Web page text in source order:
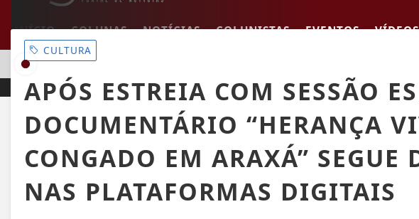
INÍCIO COLUNAS NOTÍCIAS COLUNISTAS EVENTOS VÍDEOS
MULHER MORRE EM COLISÃO FRONTAL ENTRE CARRO E CAMINHÃO NA BR-262
EM ALTA
CULTURA
APÓS ESTREIA COM SESSÃO
DOCUMENTÁRIO “HERANÇA
CONGADO EM ARAXÁ” SEGUE
NAS PLATAFORMAS DIGITAIS